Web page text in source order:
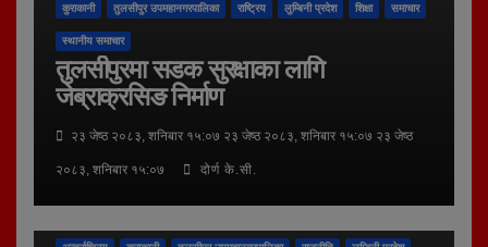
कुराकानी तुलसीपुर उपमहानगरपालिका राष्ट्रिय लुम्बिनी प्रदेश शिक्षा समाचार
स्थानीय समाचार
तुलसीपुरमा सडक सुरक्षाका लागि
जेब्राक्रसिङ निर्माण
२३ जेष्ठ २०८३, शनिबार १५:०७ २३ जेष्ठ २०८३, शनिबार १५:०७ २३ जेष्ठ
२०८३, शनिबार १५:०७ दोर्ण के.सी.